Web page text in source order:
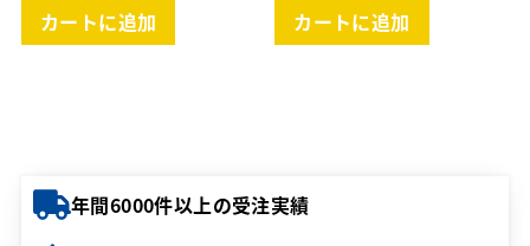
カートに追加 カートに追加
年間6000件以上の受注実績